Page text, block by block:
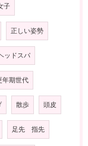
子
正しい姿勢
ッドスパ
年期世代
散歩 頭皮
足先 指先